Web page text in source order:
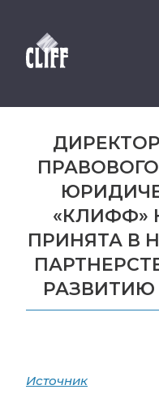
«КЛИФФ»
ПРИНЯТА В
РАЗВИТИЮ
Источник